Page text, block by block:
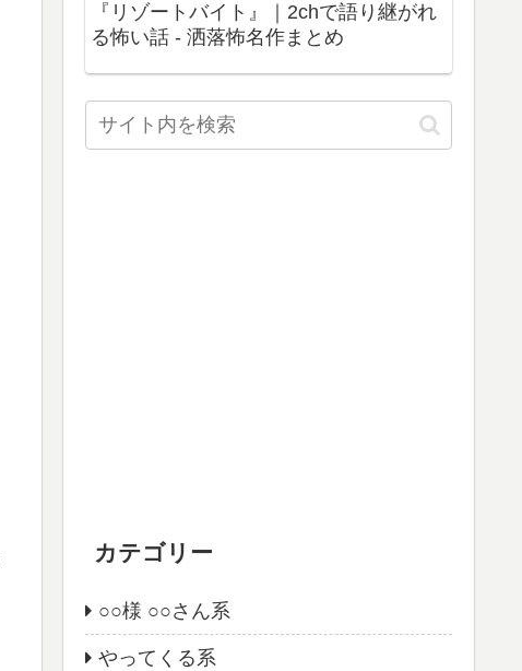
『リゾートバイト』｜2chで語り継がれ
る怖い話 - 洒落怖名作まとめ
カテゴリー
○○様 ○○さん系
やってくる系